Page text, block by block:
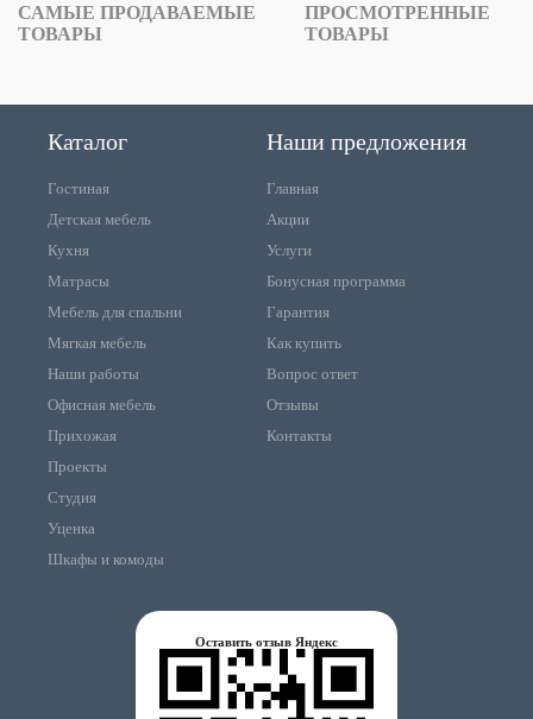
САМЫЕ ПРОДАВАЕМЫЕ
ТОВАРЫ
ПРОСМОТРЕННЫЕ
ТОВАРЫ
Каталог
Гостиная
Детская мебель
Кухня
Матрасы
Мебель для спальни
Мягкая мебель
Наши работы
Офисная мебель
Прихожая
Проекты
Студия
Уценка
Шкафы и комоды
Наши предложения
Главная
Акции
Услуги
Бонусная программа
Гарантия
Как купить
Вопрос ответ
Отзывы
Контакты
Оставить отзыв Яндекс